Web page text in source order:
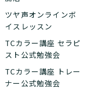
ツヤ声オンラインボ
イスレッスン
TCカラー講座 セラピ
スト公式勉強会
TCカラー講座 トレー
ナー公式勉強会